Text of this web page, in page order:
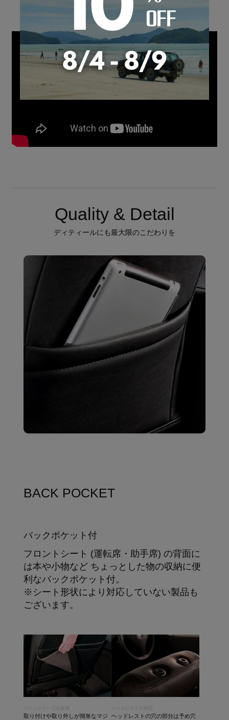
Quality & Detail
ディティールにも最大限のこだわりを
BACK POCKET
バックポケット付
フロントシート (運転席・助手席) の背面に
は本や小物など ちょっとした物の収納に便
利なバックポケット付。
※シート形状により対応していない製品も
ございます。
マジックテープを採用
取り付けや取り外しが簡単なマジ
ヘッドレスト穴対応
ヘッドレストの穴の部分は予め穴